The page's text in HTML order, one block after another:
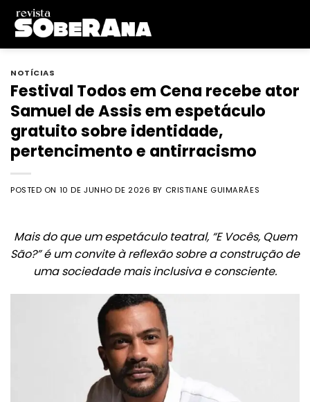
Skip
content
NOTÍCIAS
Festival Todos em Cena recebe ator
Samuel de Assis em espetáculo
gratuito sobre identidade,
pertencimento e antirracismo
POSTED ON 10 DE JUNHO DE 2026 BY CRISTIANE GUIMARÃES
Mais do que um espetáculo teatral, “E Vocês, Quem
São?” é um convite à reflexão sobre a construção de
uma sociedade mais inclusiva e consciente.